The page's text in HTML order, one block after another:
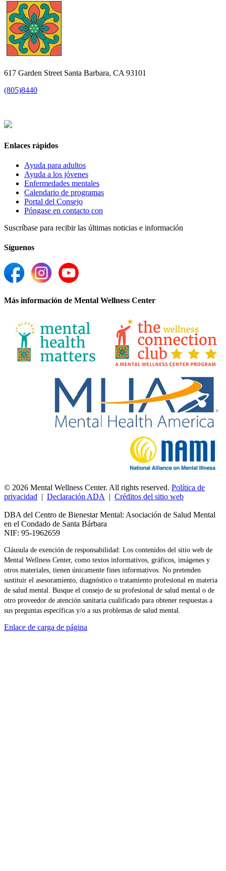
617 Garden Street Santa Barbara, CA 93101
(805)8440
Enlaces rápidos
Ayuda para adultos
Ayuda a los jóvenes
Enfermedades mentales
Calendario de programas
Portal del Consejo
Póngase en contacto con
Suscríbase para recibir las últimas noticias e información
Síguenos
Más información de Mental Wellness Center
© 2026 Mental Wellness Center. All rights reserved. Política de
privacidad | Declaración ADA | Créditos del sitio web
DBA del Centro de Bienestar Mental: Asociación de Salud Mental
en el Condado de Santa Bárbara
NIF: 95-1962659
Cláusula de exención de responsabilidad: Los contenidos del sitio web de
Mental Wellness Center, como textos informativos, gráficos, imágenes y
otros materiales, tienen únicamente fines informativos. No pretenden
sustituir el asesoramiento, diagnóstico o tratamiento profesional en materia
de salud mental. Busque el consejo de su profesional de salud mental o de
otro proveedor de atención sanitaria cualificado para obtener respuestas a
sus preguntas específicas y/o a sus problemas de salud mental.
Enlace de carga de página